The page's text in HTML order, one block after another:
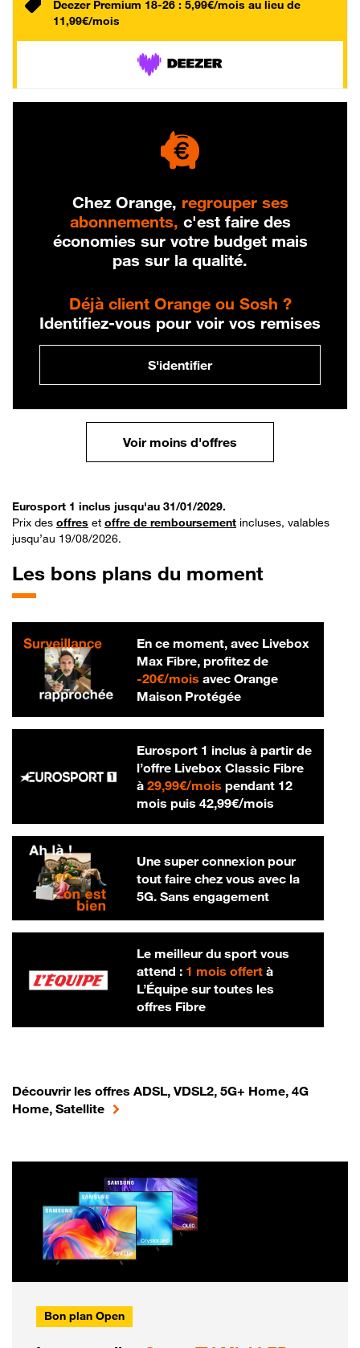
Deezer Premium 18-26 : 5,99€/mois au lieu de
11,99€/mois
Chez Orange, regrouper ses
abonnements, c'est faire des
économies sur votre budget mais
pas sur la qualité.
Déjà client Orange ou Sosh ?
Identifiez-vous pour voir vos remises
S'identifier
Voir moins d'offres
Eurosport 1 inclus jusqu'au 31/01/2029.
Prix des offres et offre de remboursement incluses, valables
jusqu’au 19/08/2026.
Les bons plans du moment
En ce moment, avec Livebox
Max Fibre, profitez de
-20€/mois20 € par mois
avec Orange
Maison Protégée
Eurosport 1 inclus à partir de
l’offre Livebox Classic Fibre
à 29,99€/mois29,99 € par mois
pendant 12
mois puis 42,99€/mois42,99 € par
Une super connexion pour
tout faire chez vous avec la
5G. Sans engagement
Le meilleur du sport vous
attend : 1 mois offertà
L’Équipe sur toutes les
offres Fibre
Découvrir les offres ADSL, VDSL2, 5G+ Home, 4G
Home, Satellite
Bon plan Open